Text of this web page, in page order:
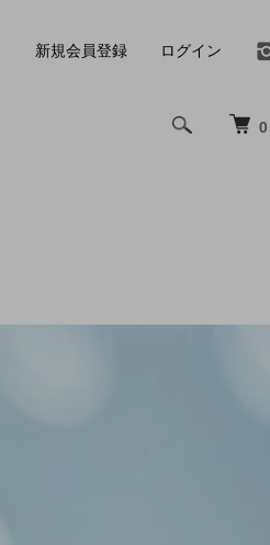
0
新規会員登録 ログイン